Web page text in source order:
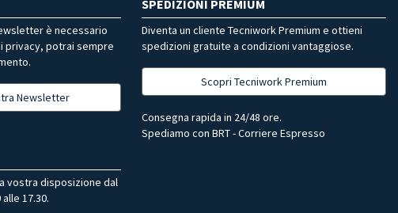
è necessario
privacy, potrai sempre
Newsletter
SPEDIZIONI PREMIUM
Diventa un cliente Tecniwork Premium e ottieni
spedizioni gratuite a condizioni vantaggiose.
Scopri Tecniwork Premium
Consegna rapida in 24/48 ore.
Spediamo con BRT - Corriere Espresso
vostra disposizione dal
17.30.